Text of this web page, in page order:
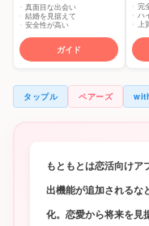
真面目な出会い
結婚を見据えて
安全性が高い
ガイド
完
ハ
上
タップル ペアーズ
もともとは恋活向けア
出機能が追加されるな
化。恋愛から将来を見